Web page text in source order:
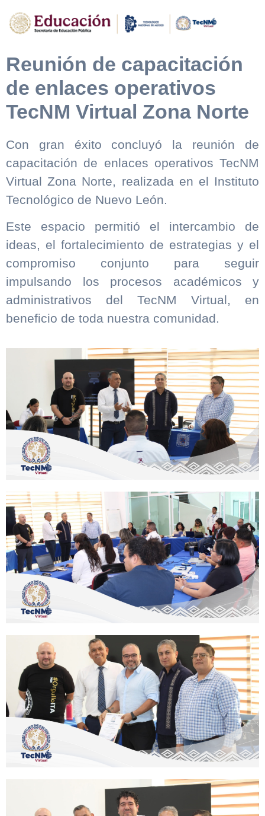
Reunión de capacitación
de enlaces operativos
TecNM Virtual Zona Norte
Con gran éxito concluyó la reunión de
capacitación de enlaces operativos TecNM
Virtual Zona Norte, realizada en el Instituto
Tecnológico de Nuevo León.
Este espacio permitió el intercambio de
ideas, el fortalecimiento de estrategias y el
compromiso conjunto para seguir
impulsando los procesos académicos y
administrativos del TecNM Virtual, en
beneficio de toda nuestra comunidad.